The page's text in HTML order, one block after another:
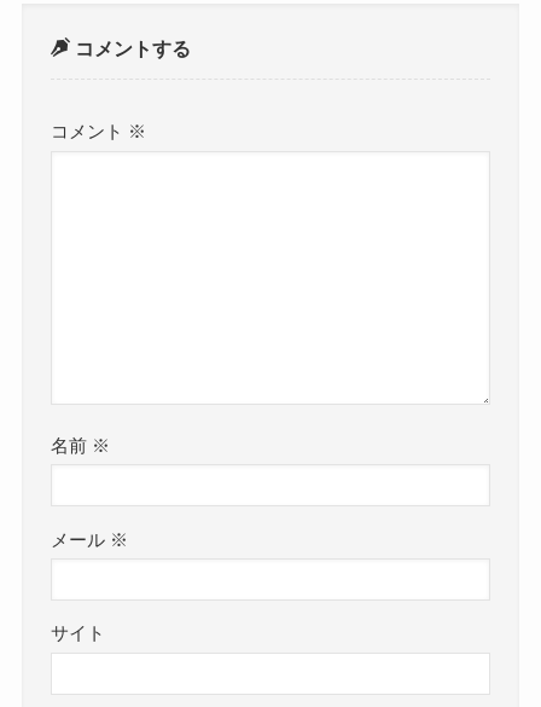
コメントする
コメント ※
名前 ※
メール ※
サイト